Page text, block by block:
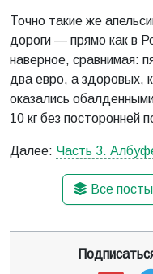
Точно такие же
дороги — прямо как в
наверное, сравнимая:
два евро, а здоровых,
оказались
10 кг без посторонней
Далее: Часть 3.
Все